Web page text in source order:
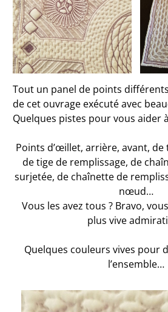
Tout un panel de points
de cet ouvrage exécuté avec
Quelques pistes pour vous aider
Points d’œillet, arrière, avant, de
de tige de remplissage, de
surjetée, de chaînette de
nœud…
Vous les avez tous ? Bravo,
plus vive
Quelques couleurs vives pour
l’ensemble…